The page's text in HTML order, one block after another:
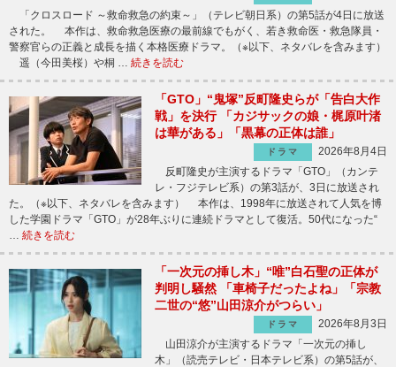
「クロスロード ～救命救急の約束～」（テレビ朝日系）の第5話が4日に放送
された。 本作は、救命救急医療の最前線でもがく、若き救命医・救急隊員・
警察官らの正義と成長を描く本格医療ドラマ。（※以下、ネタバレを含みます）
遥（今田美桜）や桐 … 続きを読む
「GTO」“鬼塚”反町隆史らが「告白大作
戦」を決行 「カジサックの娘・梶原叶渚
は華がある」「黒幕の正体は誰」
ドラマ
2026年8月4日
反町隆史が主演するドラマ「GTO」（カンテ
レ・フジテレビ系）の第3話が、3日に放送され
た。（※以下、ネタバレを含みます） 本作は、1998年に放送されて人気を博
した学園ドラマ「GTO」が28年ぶりに連続ドラマとして復活。50代になった“
続きを読む
「一次元の挿し木」“唯”白石聖の正体が
判明し騒然 「車椅子だったよね」「宗教
二世の“悠”山田涼介がつらい」
ドラマ
2026年8月3日
山田涼介が主演するドラマ「一次元の挿し
木」（読売テレビ・日本テレビ系）の第5話が、